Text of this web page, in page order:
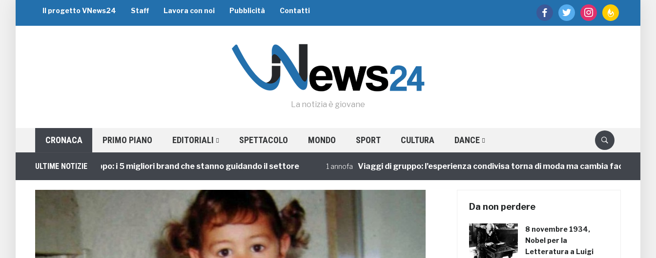
facebooktwitter instagramfeedburner
Il progetto VNews24 Staff Lavora con noi Pubblicità Contatti
La notizia è giovane
CRONACA PRIMO PIANO EDITORIALI SPETTACOLO MONDO SPORT CULTURA DANCE
ULTIME NOTIZIE
Viaggi di Gruppo: i 5 migliori brand che stanno guidando il settore Viaggi di gruppo: l’esperienza condivisa torna di moda ma cambia faccia
Da non perdere
8 novembre 1934,
Nobel per la
Letteratura a Luigi